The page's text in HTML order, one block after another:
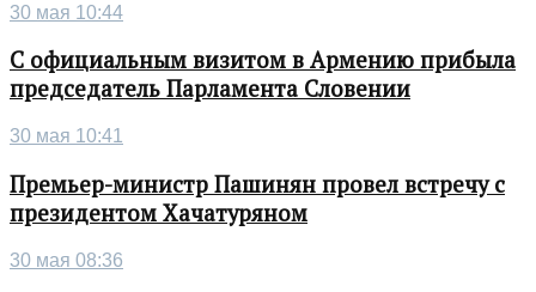
30 мая 10:44
С официальным визитом в Армению прибыла
председатель Парламента Словении
30 мая 10:41
Премьер-министр Пашинян провел встречу с
президентом Хачатуряном
30 мая 08:36